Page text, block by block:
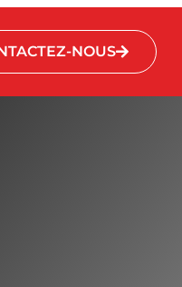
NOUS